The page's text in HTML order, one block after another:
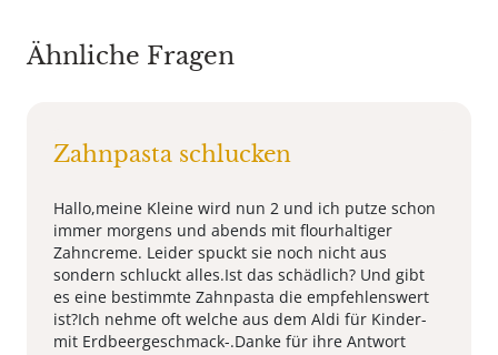
Ähnliche Fragen
Zahnpasta schlucken
Hallo,meine Kleine wird nun 2 und ich putze schon
immer morgens und abends mit flourhaltiger
Zahncreme. Leider spuckt sie noch nicht aus
sondern schluckt alles.Ist das schädlich? Und gibt
es eine bestimmte Zahnpasta die empfehlenswert
ist?Ich nehme oft welche aus dem Aldi für Kinder-
mit Erdbeergeschmack-.Danke für ihre Antwort